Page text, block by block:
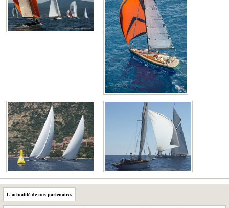
L'actualité de nos partenaires